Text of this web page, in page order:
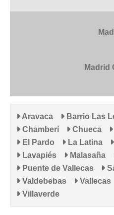
Madrid
Aravaca Barrio Las
Chamberí
Chueca
El Pardo
La Latina
Lavapiés
Malasaña
Puente de Vallecas
Valdebebas
Vallecas
Villaverde